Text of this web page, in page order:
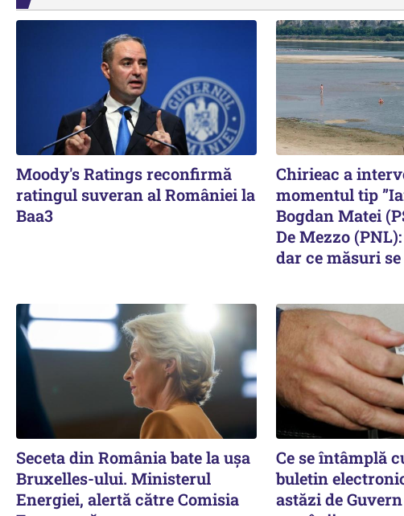
Moody's Ratings reconfirmă
ratingul suveran al României la
Baa3
Chirieac a
momentul tip
Bogdan Matei
De Mezzo
dar ce măsuri se
Seceta din România bate la ușa
Bruxelles-ului. Ministerul
Energiei, alertă către Comisia
Ce se întâmplă
buletin
astăzi de